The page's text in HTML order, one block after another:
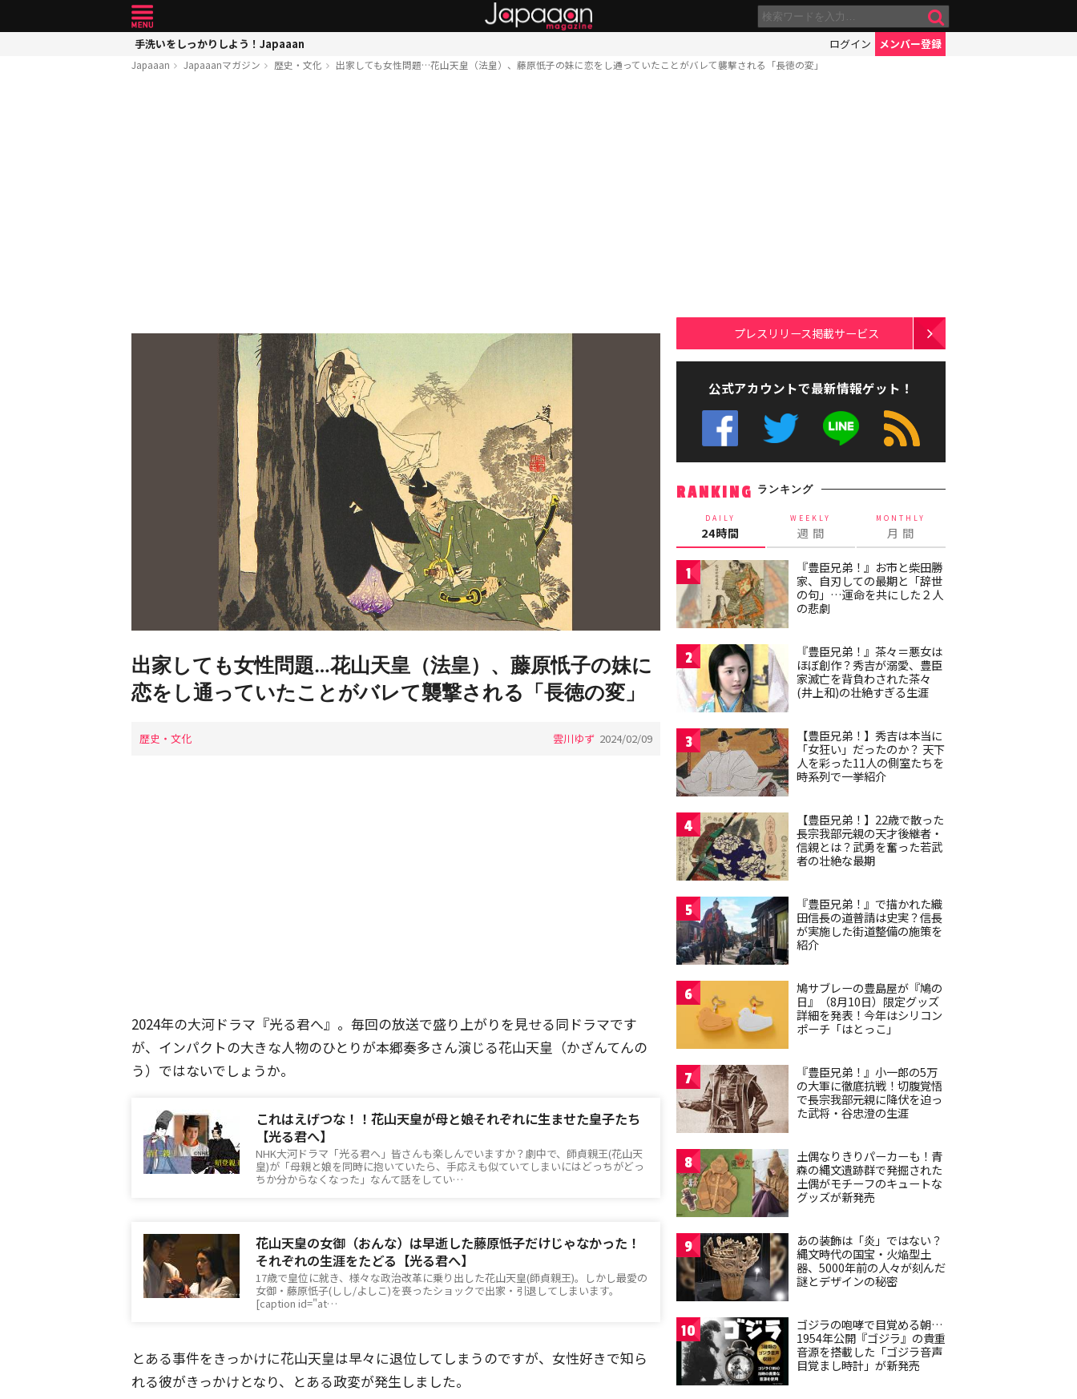
手洗いをしっかりしよう！Japaaan ログイン メンバー登録
Japaaan Japaaanマガジン 歴史・文化 出家しても女性問題…花山天皇（法皇）、藤原忯子の妹に恋をし通っていたことがバレて襲撃される「長徳の変」
出家しても女性問題…花山天皇（法皇）、藤原忯子の妹に
恋をし通っていたことがバレて襲撃される「長徳の変」
歴史・文化 雲川ゆず 2024/02/09
2024年の大河ドラマ『光る君へ』。毎回の放送で盛り上がりを見せる同ドラマです
が、インパクトの大きな人物のひとりが本郷奏多さん演じる花山天皇（かざんてんの
う）ではないでしょうか。
これはえげつな！！花山天皇が母と娘それぞれに生ませた皇子たち
【光る君へ】
NHK大河ドラマ「光る君へ」皆さんも楽しんでいますか？劇中で、師貞親王(花山天
皇)が「母親と娘を同時に抱いていたら、手応えも似ていてしまいにはどっちがどっ
ちか分からなくなった」なんて話をしてい…
花山天皇の女御（おんな）は早逝した藤原忯子だけじゃなかった！
それぞれの生涯をたどる【光る君へ】
17歳で皇位に就き、様々な政治改革に乗り出した花山天皇(師貞親王)。しかし最愛の
女御・藤原忯子(しし/よしこ)を喪ったショックで出家・引退してしまいます。
[caption id="at…
とある事件をきっかけに花山天皇は早々に退位してしまうのですが、女性好きで知ら
れる彼がきっかけとなり、とある政変が発生しました。
プレスリリース掲載サービス
公式アカウントで最新情報ゲット！
RANKING ランキング
DAILY
24時間
WEEKLY
週 間
MONTHLY
月 間
1
『豊臣兄弟！』お市と柴田勝
家、自刃しての最期と「辞世
の句」…運命を共にした２人
の悲劇
2
『豊臣兄弟！』茶々＝悪女は
ほぼ創作？秀吉が溺愛、豊臣
家滅亡を背負わされた茶々
(井上和)の壮絶すぎる生涯
3
【豊臣兄弟！】秀吉は本当に
「女狂い」だったのか？ 天下
人を彩った11人の側室たちを
時系列で一挙紹介
4
【豊臣兄弟！】22歳で散った
長宗我部元親の天才後継者・
信親とは？武勇を奮った若武
者の壮絶な最期
5
『豊臣兄弟！』で描かれた織
田信長の道普請は史実？信長
が実施した街道整備の施策を
紹介
6
鳩サブレーの豊島屋が『鳩の
日』（8月10日）限定グッズ
詳細を発表！今年はシリコン
ポーチ「はとっこ」
7
『豊臣兄弟！』小一郎の5万
の大軍に徹底抗戦！切腹覚悟
で長宗我部元親に降伏を迫っ
た武将・谷忠澄の生涯
8
土偶なりきりパーカーも！青
森の縄文遺跡群で発掘された
土偶がモチーフのキュートな
グッズが新発売
9
あの装飾は「炎」ではない？
縄文時代の国宝・火焔型土
器、5000年前の人々が刻んだ
謎とデザインの秘密
10
ゴジラの咆哮で目覚める朝…
1954年公開『ゴジラ』の貴重
音源を搭載した「ゴジラ音声
目覚まし時計」が新発売